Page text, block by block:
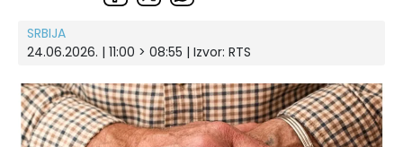
SRBIJA
24.06.2026. | 11:00 > 08:55 | Izvor: RTS